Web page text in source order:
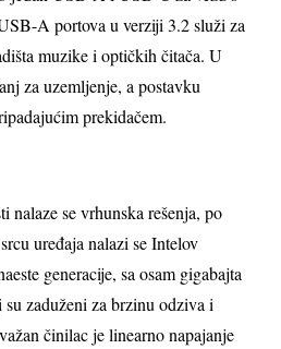
A portova u verziji 3.2 služi za
muzike i optičkih čitača. U
za uzemljenje, a postavku
prekidačem.
nalaze se vrhunska rešenja, po
uređaja nalazi se Intelov
generacije, sa osam gigabajta
zaduženi za brzinu odziva i
činilac je linearno napajanje